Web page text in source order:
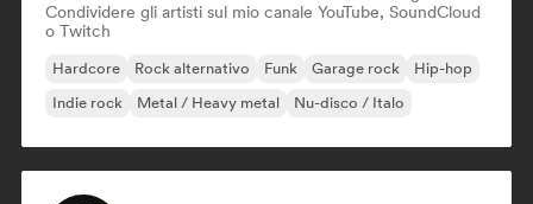
Condividere gli artisti sul mio canale YouTube, SoundCloud
o Twitch
Hardcore Rock alternativo Funk Garage rock
Hip-hop
Indie rock
Metal / Heavy metal Nu-disco / Italo